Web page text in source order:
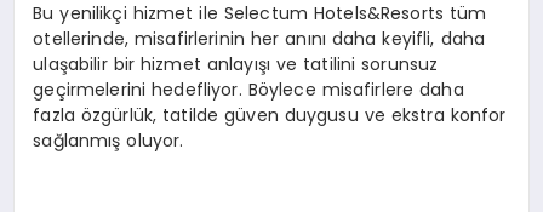
Bu yenilikçi hizmet ile Selectum Hotels&Resorts tüm
otellerinde, misafirlerinin her anını daha keyifli, daha
ulaşabilir bir hizmet anlayışı ve tatilini sorunsuz
geçirmelerini hedefliyor. Böylece misafirlere daha
fazla özgürlük, tatilde güven duygusu ve ekstra konfor
sağlanmış oluyor.